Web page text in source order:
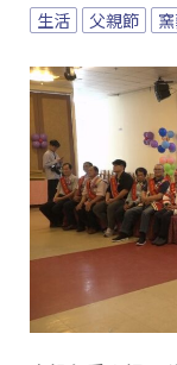
生活 父親節